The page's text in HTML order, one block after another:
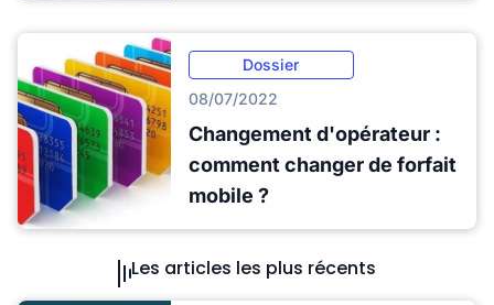
Dossier
08/07/2022
Changement d'opérateur :
comment changer de forfait
mobile ?
Les articles les plus récents